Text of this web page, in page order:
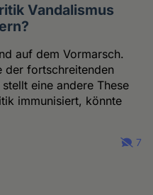
Vandalismus
auf dem Vormarsch.
der fortschreitenden
eine andere These
immunisiert, könnte
7